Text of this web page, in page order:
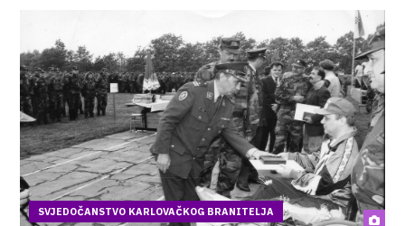
SVJEDOČANSTVO KARLOVAČKOG BRANITELJA